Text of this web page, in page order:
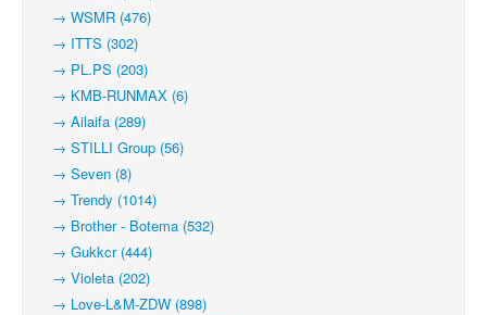
→ WSMR (476)
→ ITTS (302)
→ PL.PS (203)
→ KMB-RUNMAX (6)
→ Ailaifa (289)
→ STILLI Group (56)
→ Seven (8)
→ Trendy (1014)
→ Brother - Botema (532)
→ Gukkcr (444)
→ Violeta (202)
→ Love-L&M-ZDW (898)